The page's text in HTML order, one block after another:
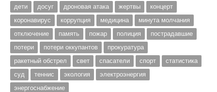
дети
досуг дроновая атака жертвы
концерт
коронавирус
коррупция медицина
минута молчания
отключение
память пожар полиция
пострадавшие
потери
потери оккупантов
прокуратура
ракетный обстрел
свет спасатели спорт
статистика
суд
теннис экология
электроэнергия
энергоснабжение